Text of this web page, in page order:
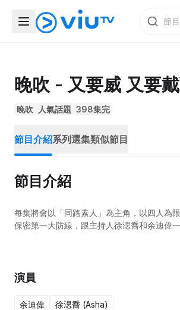
晚吹 - 又要威 又要
晚吹 人氣話題 398集完
節目介紹系列選集類似節目
節目介紹
每集將會以「同路素人」為主角，以四人為
保密第一大防線，跟主持人徐㴓喬和余迪偉
演員
余迪偉 徐㴓喬 (Asha)